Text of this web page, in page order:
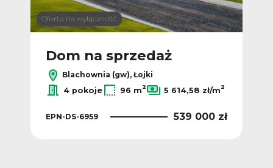
Oferta na wyłączność
Dom na sprzedaż
Blachownia (gw), Łojki
4 pokoje
96 m2 5 614,58 zł/m2
EPN-DS-6959 539 000 zł